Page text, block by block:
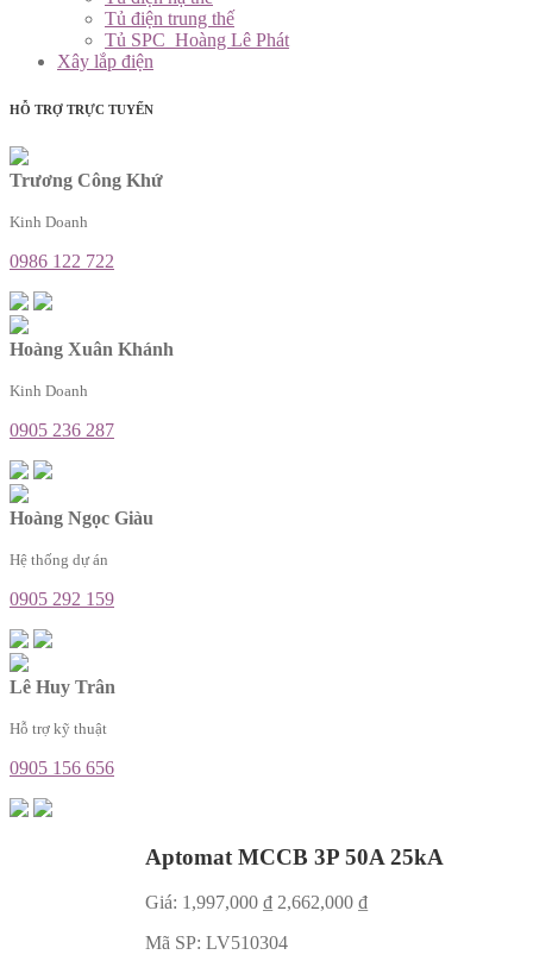
Tủ điện trung thế
Tủ SPC_Hoàng Lê Phát
Xây lắp điện
HỖ TRỢ TRỰC TUYẾN
Trương Công Khứ
Kinh Doanh
0986 122 722
Hoàng Xuân Khánh
Kinh Doanh
0905 236 287
Hoàng Ngọc Giàu
Hệ thống dự án
0905 292 159
Lê Huy Trân
Hỗ trợ kỹ thuật
0905 156 656
Aptomat MCCB 3P 50A 25kA
Giá: 1,997,000 ₫ 2,662,000 ₫
Mã SP: LV510304